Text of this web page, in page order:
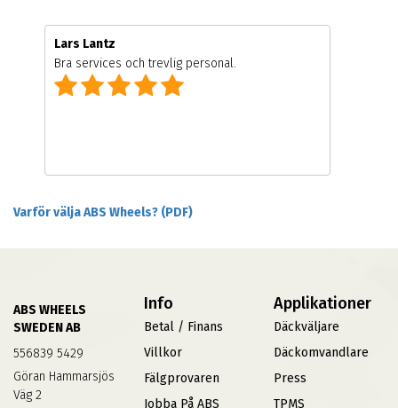
Lars Lantz
Bra services och trevlig personal.
Varför välja ABS Wheels? (PDF)
ABS WHEELS
SWEDEN AB
556839 5429
Göran Hammarsjös
Väg 2
Info
Betal / Finans
Villkor
Fälgprovaren
Jobba På ABS
Applikationer
Däckväljare
Däckomvandlare
Press
TPMS